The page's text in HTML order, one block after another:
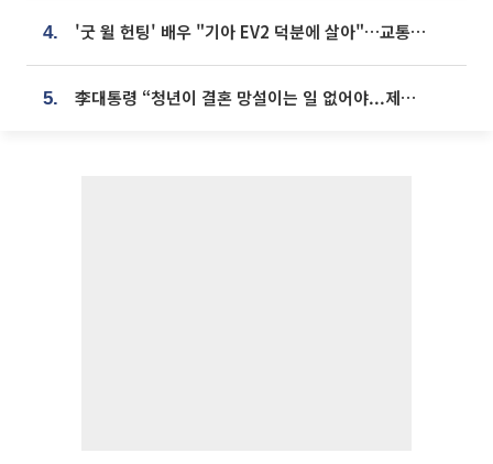
4. '굿 윌 헌팅' 배우 "기아 EV2 덕분에 살아"…교통사고 후 안전성 극찬
5. 李대통령 “청년이 결혼 망설이는 일 없어야...제도상 불이익 조사”